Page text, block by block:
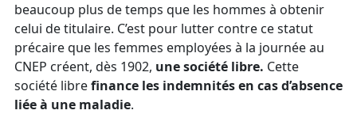
beaucoup plus de temps que les hommes à obtenir
celui de titulaire. C’est pour lutter contre ce statut
précaire que les femmes employées à la journée au
CNEP créent, dès 1902, une société libre. Cette
société librefinance les indemnités en cas d’absence
liée à une maladie.